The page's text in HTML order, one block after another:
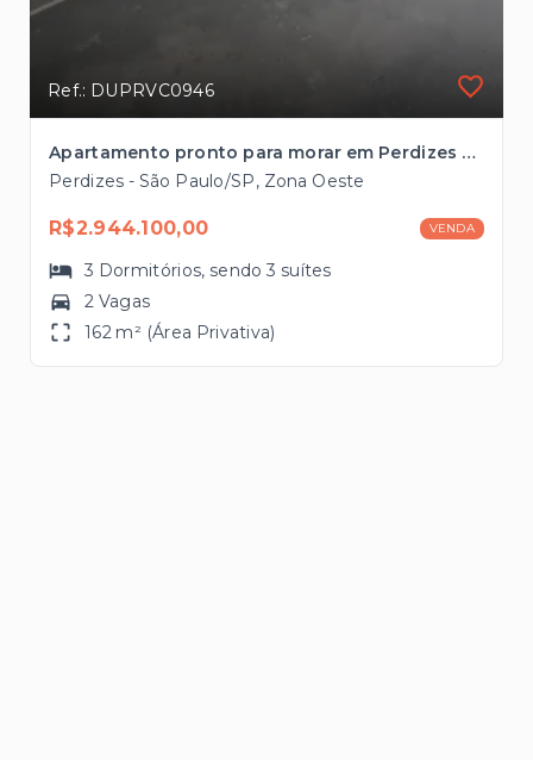
Ref.: DUPRVC0946
Apartamento pronto para morar em Perdizes com 3 suítes à venda, 162m² à 2 quadras da Avenida Sumaré
Perdizes - São Paulo/SP, Zona Oeste
R$2.944.100,00 VENDA
3 Dormitórios, sendo3 suítes
2 Vagas
162 m² (Área Privativa)